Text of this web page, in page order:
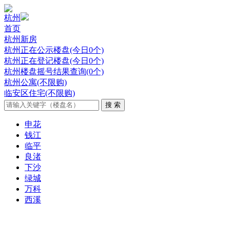
杭州
首页
杭州新房
杭州正在公示楼盘(今日0个)
杭州正在登记楼盘(今日0个)
杭州楼盘摇号结果查询(0个)
杭州公寓(不限购)
临安区住宅(不限购)
申花
钱江
临平
良渚
下沙
绿城
万科
西溪